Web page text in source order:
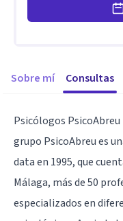
Sobre mí Consultas
Psicólogos PsicoAbreu
grupo PsicoAbreu es
data en 1995, que
Málaga, más de 50
especializados en